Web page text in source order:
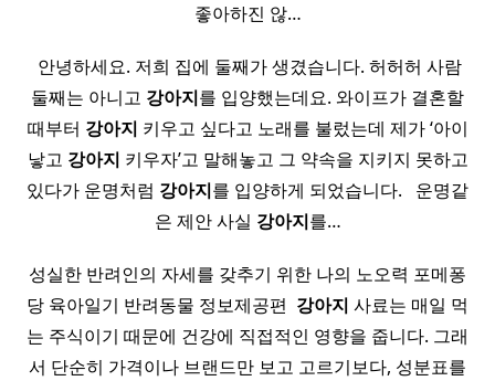
좋아하진 않…
​ 안녕하세요. 저희 집에 둘째가 생겼습니다. 허허허 사람
둘째는 아니고 강아지를 입양했는데요. 와이프가 결혼할
때부터 강아지 키우고 싶다고 노래를 불렀는데 제가 ‘아이
낳고 강아지 키우자’고 말해놓고 그 약속을 지키지 못하고
있다가 운명처럼 강아지를 입양하게 되었습니다. ​ ​ 운명같
은 제안 사실 강아지를…
성실한 반려인의 자세를 갖추기 위한 나의 노오력 포메퐁
당 육아일기 반려동물 정보제공편 ​ 강아지 사료는 매일 먹
는 주식이기 때문에 건강에 직접적인 영향을 줍니다. 그래
서 단순히 가격이나 브랜드만 보고 고르기보다, 성분표를